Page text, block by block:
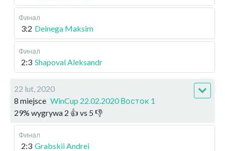
Финал
3:2 Deinega Maksim
Финал
2:3 Shapoval Aleksandr
22 lut, 2020
8 miejsce WinCup 22.02.2020 Восток 1
29% wygrywa 2 👍 vs 5 👎
Финал
2:3 Grabskii Andrei